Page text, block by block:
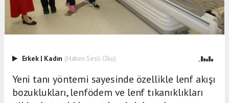
Erkek | Kadın (Haberi Sesli Oku)
Yeni tanı yöntemi sayesinde özellikle lenf akışı
bozuklukları, lenfödem ve lenf tıkanıklıkları